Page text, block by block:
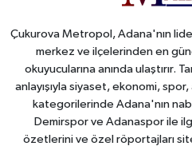
Çukurova Metropol, Adana'nın
merkez ve ilçelerinden en
okuyucularına anında ulaştırır.
anlayışıyla siyaset, ekonomi,
kategorilerinde Adana'nın
Demirspor ve Adanaspor ile
özetlerini ve özel röportajları